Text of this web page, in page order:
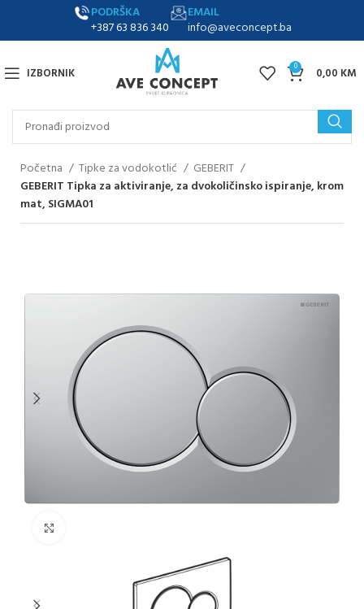
PODRŠKA
+387 63 836 340
EMAIL
info@aveconcept.ba
IZBORNIK 0 0,00 KM
Početna Tipke za vodokotlić
GEBERIT
GEBERIT Tipka za aktiviranje, za dvokoličinsko ispiranje, krom
mat, SIGMA01